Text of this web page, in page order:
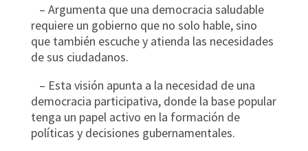
– Argumenta que una democracia saludable
requiere un gobierno que no solo hable, sino
que también escuche y atienda las necesidades
de sus ciudadanos.
– Esta visión apunta a la necesidad de una
democracia participativa, donde la base popular
tenga un papel activo en la formación de
políticas y decisiones gubernamentales.